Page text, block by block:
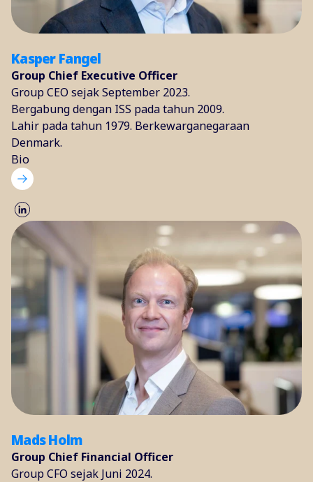
Kasper Fangel
Group Chief Executive Officer
Group CEO sejak September 2023.
Bergabung dengan ISS pada tahun 2009.
Lahir pada tahun 1979. Berkewarganegaraan
Denmark.
Bio
Mads Holm
Group Chief Financial Officer
Group CFO sejak Juni 2024.